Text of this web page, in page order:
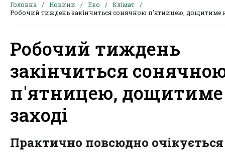
Головна Новини Еко
Клімат
Робочий тиждень закінчиться сонячною п'ятницею, дощитиме
Робочий тиждень
закінчиться
п'ятницею,
заході
Практично повсюдно очікується